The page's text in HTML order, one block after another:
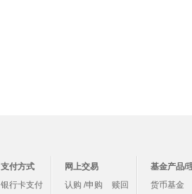
支付方式
银行卡支付
网上交易
认购 /申购
赎回
基金产品/
货币基金